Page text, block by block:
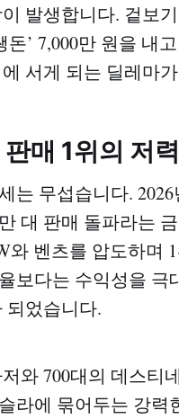
발생합니다. 겉보
돈’ 7,000만 원을 내
서게 되는 딜레마
매 1위의 저
는 무섭습니다.
대 판매 돌파라는
와 벤츠를 압도하며
보다는 수익성을 극
되었습니다.
와 700대의 데스티
라에 묶어두는 강력